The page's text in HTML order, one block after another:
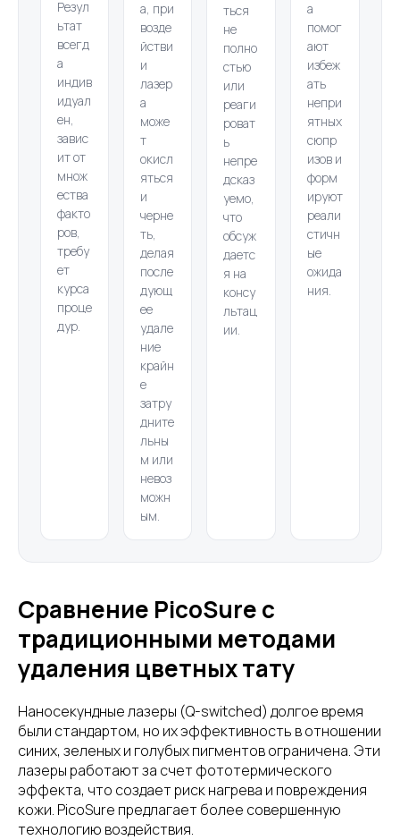
Резул
ьтат
всегд
а
индив
идуал
ен,
завис
ит от
множ
ества
факто
ров,
требу
ет
курса
проце
дур.
а, при
возде
йстви
и
лазер
а
може
т
окисл
яться
и
черне
ть,
делая
после
дующ
ее
удале
ние
крайн
е
затру
дните
льны
м или
невоз
можн
ым.
ться
не
полно
стью
или
реаги
роват
ь
непре
дсказ
уемо,
что
обсуж
даетс
я на
консу
льтац
ии.
а
помог
ают
избеж
ать
непри
ятных
сюпр
изов и
форм
ируют
реали
стичн
ые
ожида
ния.
Сравнение PicoSure с
традиционными методами
удаления цветных тату
Наносекундные лазеры (Q-switched) долгое время
были стандартом, но их эффективность в отношении
синих, зеленых и голубых пигментов ограничена. Эти
лазеры работают за счет фототермического
эффекта, что создает риск нагрева и повреждения
кожи. PicoSure предлагает более совершенную
технологию воздействия.